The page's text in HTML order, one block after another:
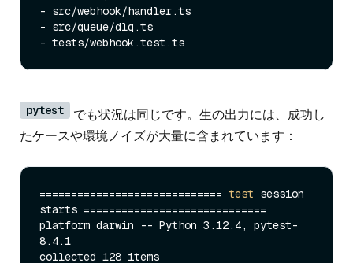
- src/webhook/handler.ts
- src/queue/dlq.ts
pytest
でも状況は同じです。生の出力には、成功し
たケースや環境ノイズが大量に含まれています：
============================= test session
starts =============================
platform darwin -- Python 3.12.4, pytest-
8.4.1